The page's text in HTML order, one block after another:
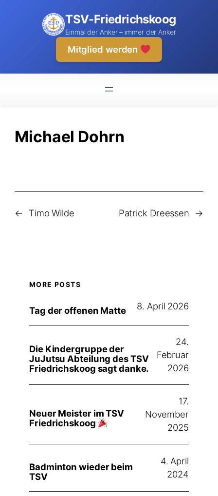
TSV-Friedrichskoog
Einmal der Anker – immer der Anker
Mitglied werden
Michael Dohrn
← Timo Wilde Patrick Dreessen →
MORE POSTS
Tag der offenen Matte 8. April 2026
Die Kindergruppe der
JuJutsu Abteilung des TSV
Friedrichskoog sagt danke.
24.
Februar
2026
Neuer Meister im TSV
Friedrichskoog
17.
November
2025
Badminton wieder beim
TSV
4. April
2024